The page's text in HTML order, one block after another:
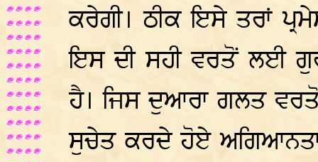
ਕਰੇਗੀ। ਠੀਕ ਇਸੇ ਤਰਾਂ
ਇਸ ਦੀ ਸਹੀ ਵਰਤੋਂ ਲਈ
ਹੈ। ਜਿਸ ਦੁਆਰਾ ਗਲਤ
ਸੁਚੇਤ ਕਰਦੇ ਹੋਏ ਅਗਿਆਨਤਾ